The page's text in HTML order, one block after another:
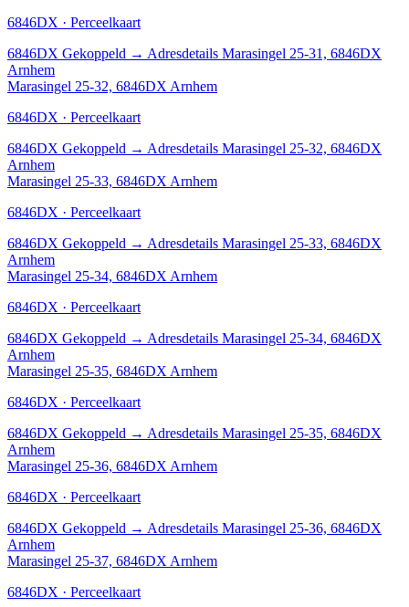
6846DX · Perceelkaart
6846DX Gekoppeld → Adresdetails Marasingel 25-31, 6846DX
Arnhem
Marasingel 25-32, 6846DX Arnhem
6846DX · Perceelkaart
6846DX Gekoppeld → Adresdetails Marasingel 25-32, 6846DX
Arnhem
Marasingel 25-33, 6846DX Arnhem
6846DX · Perceelkaart
6846DX Gekoppeld → Adresdetails Marasingel 25-33, 6846DX
Arnhem
Marasingel 25-34, 6846DX Arnhem
6846DX · Perceelkaart
6846DX Gekoppeld → Adresdetails Marasingel 25-34, 6846DX
Arnhem
Marasingel 25-35, 6846DX Arnhem
6846DX · Perceelkaart
6846DX Gekoppeld → Adresdetails Marasingel 25-35, 6846DX
Arnhem
Marasingel 25-36, 6846DX Arnhem
6846DX · Perceelkaart
6846DX Gekoppeld → Adresdetails Marasingel 25-36, 6846DX
Arnhem
Marasingel 25-37, 6846DX Arnhem
6846DX · Perceelkaart